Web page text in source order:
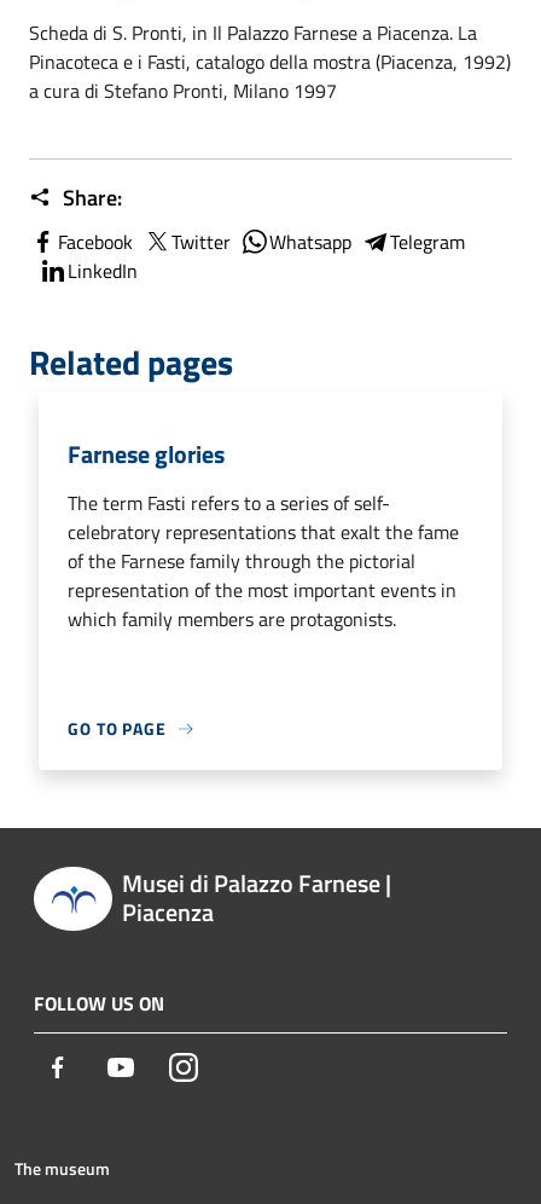
Scheda di S. Pronti, in Il Palazzo Farnese a Piacenza. La
Pinacoteca e i Fasti, catalogo della mostra (Piacenza, 1992)
a cura di Stefano Pronti, Milano 1997
Share:
Facebook Twitter Whatsapp
Telegram
LinkedIn
Related pages
Farnese glories
The term Fasti refers to a series of self-
celebratory representations that exalt the fame
of the Farnese family through the pictorial
representation of the most important events in
which family members are protagonists.
GO TO PAGE
Musei di Palazzo Farnese |
Piacenza
FOLLOW US ON
Facebook YoutubeInstagram
The museum